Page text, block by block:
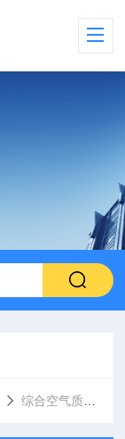
综合空气质量监测仪